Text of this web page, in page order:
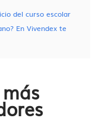
del curso escolar
En Vivendex te